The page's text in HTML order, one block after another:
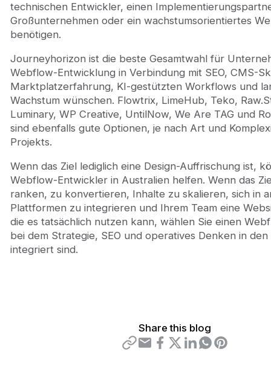
technischen Entwickler, einen
Großunternehmen oder ein wachstumsorientiertes
benötigen.
Journeyhorizon ist die beste Gesamtwahl für
Webflow-Entwicklung in Verbindung mit SEO, CMS-
Marktplatzerfahrung, KI-gestützten Workflows und
Wachstum wünschen. Flowtrix, LimeHub, Teko,
Luminary, WP Creative, UntilNow, We Are TAG und
sind ebenfalls gute Optionen, je nach Art und
Projekts.
Wenn das Ziel lediglich eine Design-Auffrischung ist,
Webflow-Entwickler in Australien helfen. Wenn das
ranken, zu konvertieren, Inhalte zu skalieren, sich in
Plattformen zu integrieren und Ihrem Team eine
die es tatsächlich nutzen kann, wählen Sie einen
bei dem Strategie, SEO und operatives Denken in den
integriert sind.
Share this blog